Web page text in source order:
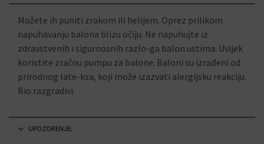
Možete ih puniti zrakom ili helijem. Oprez prilikom
napuhavanju balona blizu očiju. Ne napuhujte iz
zdravstvenih i sigurnosnih razlo-ga balon ustima. Uvijek
koristite zračnu pumpu za balone. Baloni su izrađeni od
prirodnog late-ksa, koji može izazvati alergijsku reakciju.
Bio razgradivi.
UPOZORENJE: